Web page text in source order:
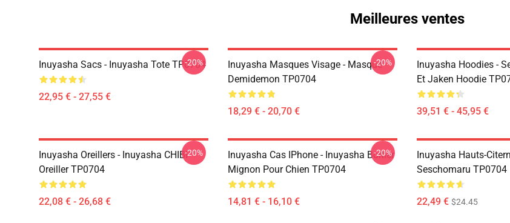
Meilleures ventes
Inuyasha Sacs - Inuyasha Tote TP0704
22,95 € - 27,55 €
-20%
Inuyasha Masques Visage - Masque
Demidemon TP0704
18,29 € - 20,70 €
-20%
Inuyasha Hoodies -
Et Jaken Hoodie
39,51 € - 45,95 €
Inuyasha Oreillers - Inuyasha CHIBI
Oreiller TP0704
22,08 € - 26,68 €
-20%
Inuyasha Cas IPhone - Inuyasha Boitier
Mignon Pour Chien TP0704
14,81 € - 16,10 €
-20%
Inuyasha Hauts-
Seschomaru TP0704
22,49 € $24.45